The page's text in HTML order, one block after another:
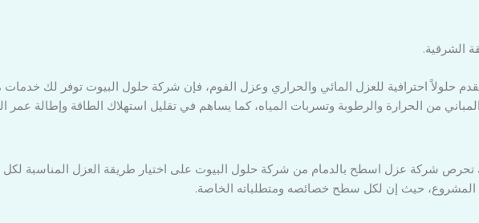
الشرقية.
احترافية للعزل المائي والحراري وعزل الفوم، فإن شركة حلول البيوت توفر لك خدمات
من الحرارة والرطوبة وتسربات المياه، كما يساهم في تقليل استهلاك الطاقة وإطالة
تحرص شركة عزل اسطح بالدمام من شركة حلول البيوت على اختيار طريقة العزل المناسبة
المشروع، حيث إن لكل سطح خصائصه ومتطلباته الخاصة.